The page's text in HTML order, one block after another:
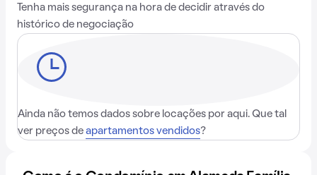
Tenha mais segurança na hora de decidir através do
histórico de negociação
Ainda não temos dados sobre locações por aqui. Que tal
ver preços de apartamentos vendidos?